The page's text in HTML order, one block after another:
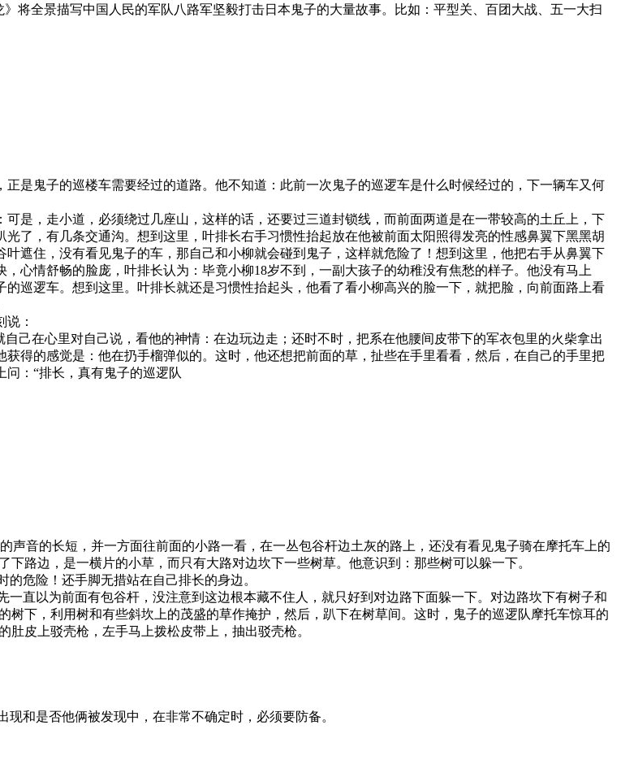
将全景描写中国人民的军队八路军坚毅打击日本鬼子的大量故事。比如：平型关、百团大战、五一大扫
鬼子的巡楼车需要经过的道路。他不知道：此前一次鬼子的巡逻车是什么时候经过的，下一辆车又何
是，走小道，必须绕过几座山，这样的话，还要过三道封锁线，而前面两道是在一带较高的土丘上，下
了，有几条交通沟。想到这里，叶排长右手习惯性抬起放在他被前面太阳照得发亮的性感鼻翼下黑黑胡
遮住，没有看见鬼子的车，那自己和小柳就会碰到鬼子，这样就危险了！想到这里，他把右手从鼻翼下
心情舒畅的脸庞，叶排长认为：毕竟小柳18岁不到，一副大孩子的幼稚没有焦愁的样子。他没有马上
巡逻车。想到这里。叶排长就还是习惯性抬起头，他看了看小柳高兴的脸一下，就把脸，向前面路上看
：
己在心里对自己说，看他的神情：在边玩边走；还时不时，把系在他腰间皮带下的军衣包里的火柴拿出
得的感觉是：他在扔手榴弹似的。这时，他还想把前面的草，扯些在手里看看，然后，在自己的手里把
：“排长，真有鬼子的巡逻队
音的长短，并一方面往前面的小路一看，在一丛包谷杆边土灰的路上，还没有看见鬼子骑在摩托车上的
路边，是一横片的小草，而只有大路对边坎下一些树草。他意识到：那些树可以躲一下。
危险！还手脚无措站在自己排长的身边。
直以为前面有包谷杆，没注意到这边根本藏不住人，就只好到对边路下面躲一下。对边路坎下有树子和
下，利用树和有些斜坎上的茂盛的草作掩护，然后，趴下在树草间。这时，鬼子的巡逻队摩托车惊耳的
皮上驳壳枪，左手马上拨松皮带上，抽出驳壳枪。
和是否他俩被发现中，在非常不确定时，必须要防备。